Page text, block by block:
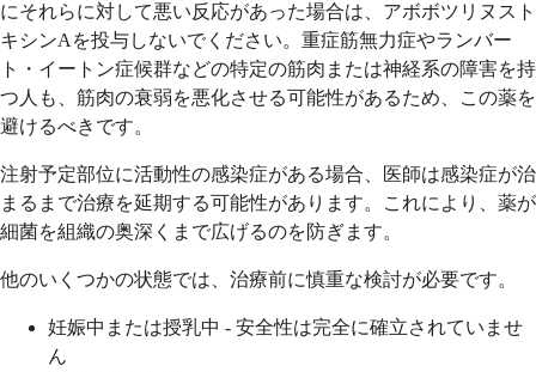
にそれらに対して悪い反応があった場合は、アボボツリヌスト
キシンAを投与しないでください。重症筋無力症やランバー
ト・イートン症候群などの特定の筋肉または神経系の障害を持
つ人も、筋肉の衰弱を悪化させる可能性があるため、この薬を
避けるべきです。
注射予定部位に活動性の感染症がある場合、医師は感染症が治
まるまで治療を延期する可能性があります。これにより、薬が
細菌を組織の奥深くまで広げるのを防ぎます。
他のいくつかの状態では、治療前に慎重な検討が必要です。
妊娠中または授乳中 - 安全性は完全に確立されていませ
ん